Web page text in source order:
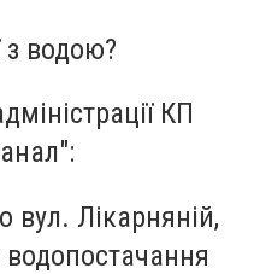
з водою?
КП
вул. Лікарняній,